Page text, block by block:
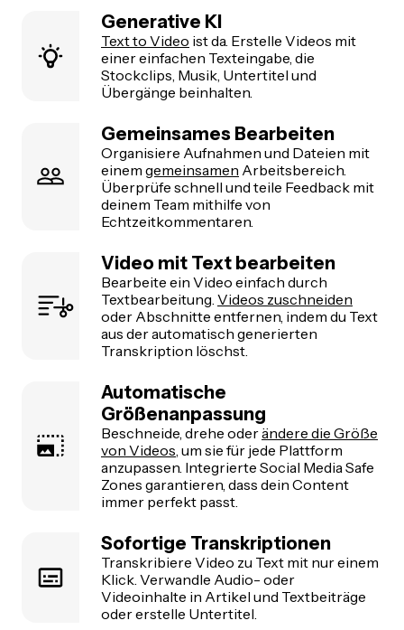
Generative KI
Text to Video ist da. Erstelle Videos mit
einer einfachen Texteingabe, die
Stockclips, Musik, Untertitel und
Übergänge beinhalten.
Gemeinsames Bearbeiten
Organisiere Aufnahmen und Dateien mit
einem gemeinsamen Arbeitsbereich.
Überprüfe schnell und teile Feedback mit
deinem Team mithilfe von
Echtzeitkommentaren.
Video mit Text bearbeiten
Bearbeite ein Video einfach durch
Textbearbeitung. Videos zuschneiden
oder Abschnitte entfernen, indem du Text
aus der automatisch generierten
Transkription löschst.
Automatische
Größenanpassung
Beschneide, drehe oderändere die Größe
von Videos , um sie für jede Plattform
anzupassen. Integrierte Social Media Safe
Zones garantieren, dass dein Content
immer perfekt passt.
Sofortige Transkriptionen
Transkribiere Video zu Text mit nur einem
Klick. Verwandle Audio- oder
Videoinhalte in Artikel und Textbeiträge
oder erstelle Untertitel.